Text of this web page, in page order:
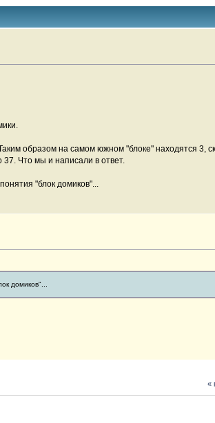
образом на самом южном "блоке" находятся 3,
37. Что мы и написали в ответ.
"блок домиков"...
домиков"...
«